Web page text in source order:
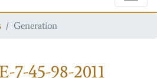
Generation
7-45-98-2011